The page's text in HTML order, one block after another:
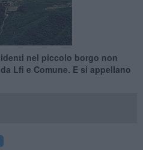
nel piccolo borgo non
Lfi e Comune. E si appellano